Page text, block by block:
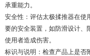
承重能力。
安全性：评估太极揉推器在使
要的安全装置，如防滑设计、
使用者造成伤害。
标识与说明：检查产品上是否